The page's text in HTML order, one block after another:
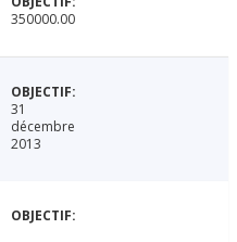
350000.00
31
décembre
2013